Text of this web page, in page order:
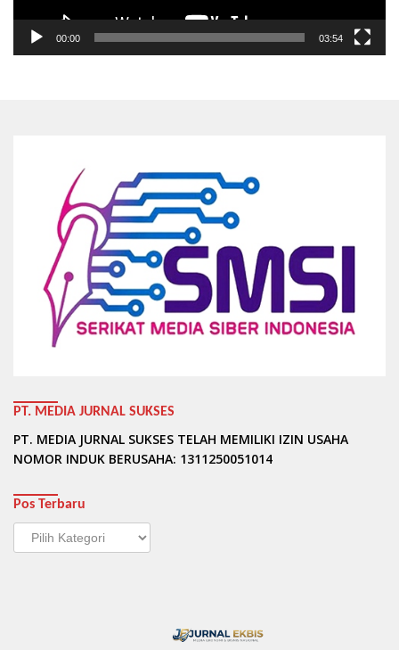
00:00 03:54
PT. MEDIA JURNAL SUKSES
PT. MEDIA JURNAL SUKSES TELAH MEMILIKI IZIN USAHA
NOMOR INDUK BERUSAHA: 1311250051014
Pos Terbaru
Pos
Terbaru